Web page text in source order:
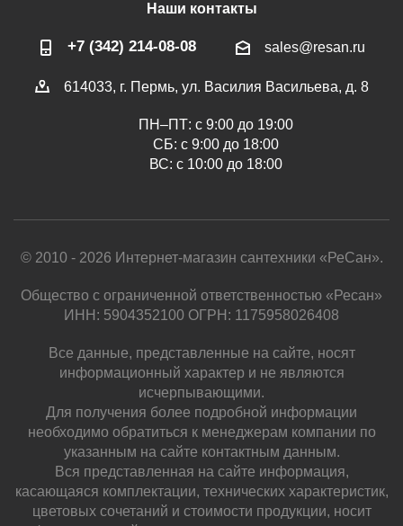
Наши контакты
+7 (342) 214-08-08 sales@resan.ru
614033, г. Пермь, ул. Василия Васильева, д. 8
ПН–ПТ: с 9:00 до 19:00
СБ: с 9:00 до 18:00
ВС: с 10:00 до 18:00
© 2010 - 2026 Интернет-магазин сантехники «РеСан».
Общество с ограниченной ответственностью «Ресан»
ИНН: 5904352100 ОГРН: 1175958026408
Все данные, представленные на сайте, носят
информационный характер и не являются
исчерпывающими.
Для получения более подробной информации
необходимо обратиться к менеджерам компании по
указанным на сайте контактным данным.
Вся представленная на сайте информация,
касающаяся комплектации, технических характеристик,
цветовых сочетаний и стоимости продукции, носит